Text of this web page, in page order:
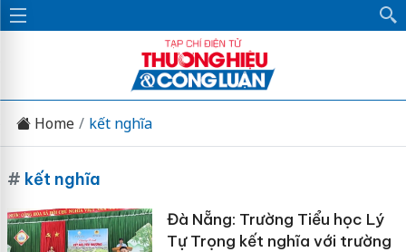
Home kết nghĩa
# kết nghĩa
Đà Nẵng: Trường Tiểu học Lý
Tự Trọng kết nghĩa với trường